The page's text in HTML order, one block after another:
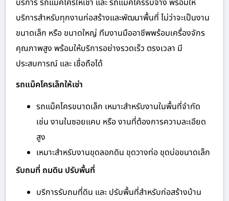
บริการสำหรับทุกงานก่อสร้างและพัฒนาพื้นที่ ไม่ว่าจะเป็นงาน
ขนาดเล็ก หรือ ขนาดใหญ่ ทีมงานมืออาชีพพร้อมเครื่องจักร
คุณภาพสูง พร้อมให้บริการอย่างรวดเร็ว ตรงเวลา มี
ประสบการณ์ และ เชื่อถือได้
รถแม็คโครเล็กให้เช่า
รถแม็คโครขนาดเล็ก เหมาะสำหรับงานในพื้นที่จำกัด
เช่น งานในซอยแคบ หรือ งานที่ต้องการความละเอียด
สูง
เหมาะสำหรับงานขุดลอกดิน ขุดวางท่อ ขุดบ่อขนาดเล็ก
รับถมที่ ถมดิน ปรับพื้นที่
บริการรับถมที่ดิน และ ปรับพื้นที่สำหรับก่อสร้างบ้าน